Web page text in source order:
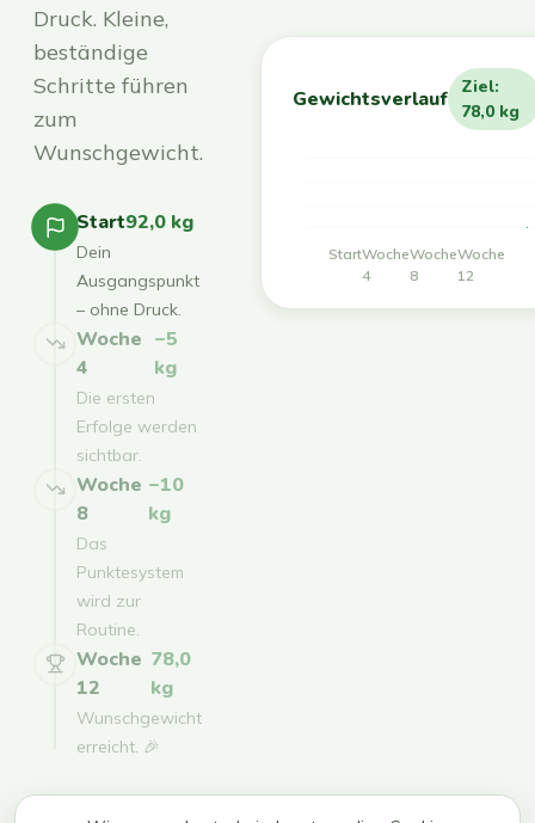
Druck. Kleine,
beständige
Schritte führen
zum
Wunschgewicht.
Start92,0 kg
Dein
Ausgangspunkt
– ohne Druck.
Woche
4
−5
kg
Die ersten
Erfolge werden
sichtbar.
Woche
8
−10
kg
Das
Punktesystem
wird zur
Routine.
Woche
12
78,0
kg
Wunschgewicht
erreicht. 🎉
Gewichtsverlauf
Ziel:
78,0 kg
StartWoche
4
Woche
8
Woche
12